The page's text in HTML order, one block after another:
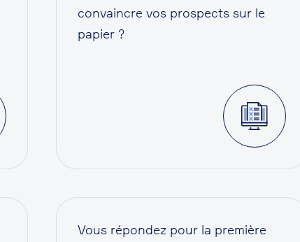
convaincre vos prospects sur le
papier ?
Vous répondez pour la première